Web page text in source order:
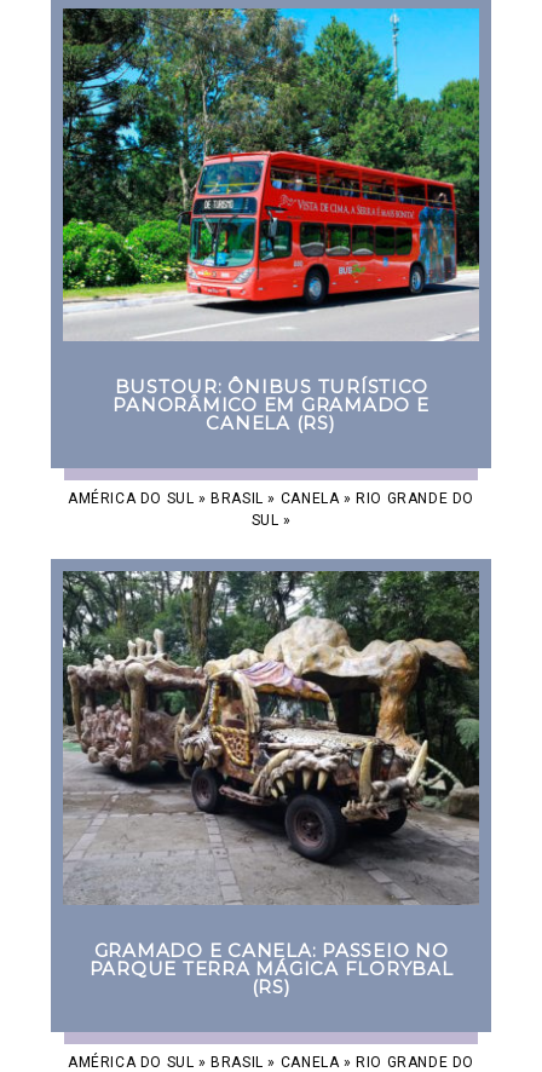
BUSTOUR: ÔNIBUS TURÍSTICO
PANORÂMICO EM GRAMADO E
CANELA (RS)
AMÉRICA DO SUL » BRASIL » CANELA» RIO GRANDE DO
SUL »
GRAMADO E CANELA: PASSEIO NO
PARQUE TERRA MÁGICA FLORYBAL
(RS)
AMÉRICA DO SUL »BRASIL » CANELA »RIO GRANDE DO